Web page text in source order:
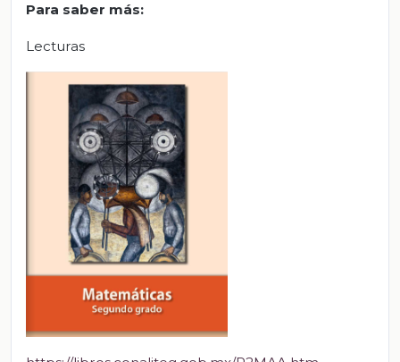
Para saber más:
Lecturas